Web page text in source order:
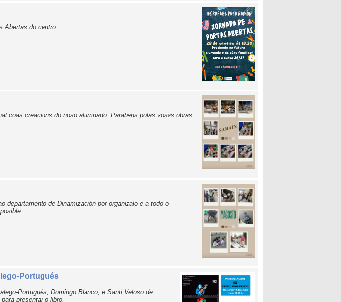
Abertas do centro
coas creacións do noso alumnado. Parabéns polas vosas obras
departamento de Dinamización por organizalo e a todo o
Portugués
Portugués, Domingo Blanco, e Santi Veloso de
presentar o libro,